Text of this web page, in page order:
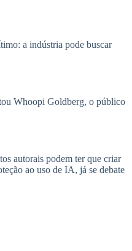
a indústria pode buscar
Whoopi Goldberg, o público
autorais podem ter que criar
ao uso de IA, já se debate